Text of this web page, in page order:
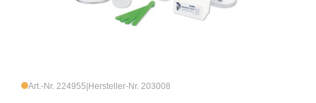
Art.-Nr. 224955 Hersteller-Nr. 203008